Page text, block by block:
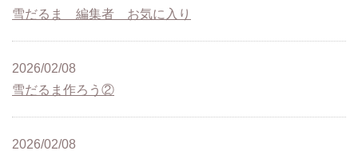
雪だるま 編集者 お気に入り
2026/02/08
雪だるま作ろう②
2026/02/08